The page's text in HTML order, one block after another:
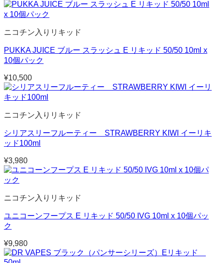
ニコチン入りリキッド
PUKKA JUICE ブルー スラッシュ E リキッド 50/50 10ml x
10個パック
¥10,500
ニコチン入りリキッド
シリアスリーフルーティー STRAWBERRY KIWI イーリキ
ッド100ml
¥3,980
ニコチン入りリキッド
ユニコーンフープス E リキッド 50/50 IVG 10ml x 10個パッ
ク
¥9,980